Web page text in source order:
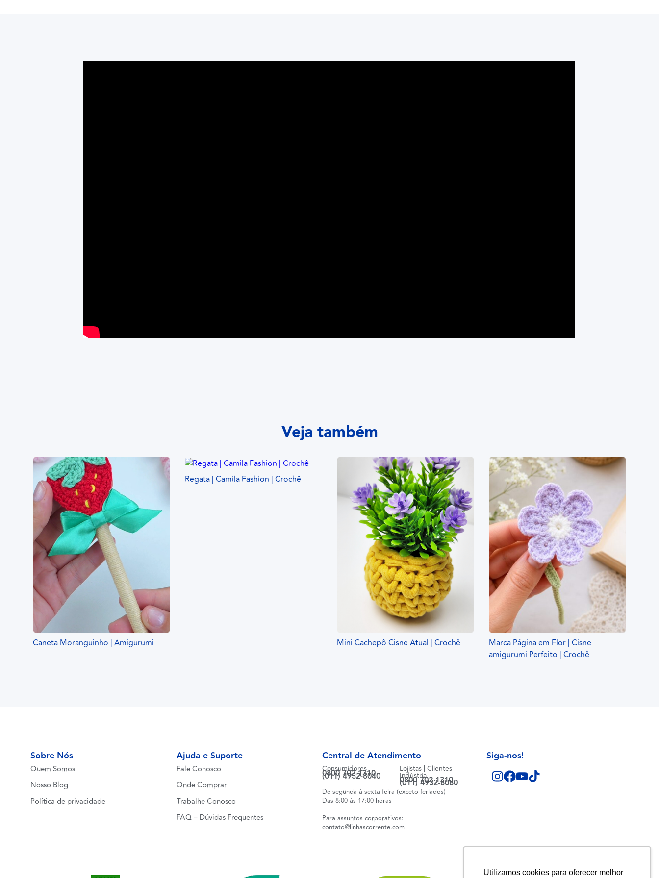
Utilizamos cookies para oferecer melhor
Veja também
Caneta Moranguinho | Amigurumi
Regata | Camila Fashion | Crochê
Mini Cachepô Cisne Atual | Crochê
Marca Página em Flor | Cisne
amigurumi Perfeito | Crochê
Sobre Nós
Quem Somos
Nosso Blog
Política de privacidade
Ajuda e Suporte
Fale Conosco
Onde Comprar
Trabalhe Conosco
FAQ – Dúvidas Frequentes
Central de Atendimento
Consumidores
0800 702 1310
(011) 4932-8040
Lojistas | Clientes
Indústria
0800 702 1310
(011) 4932-8080
De segunda à sexta-feira (exceto feriados)
Das 8:00 às 17:00 horas
Para assuntos corporativos:
contato@linhascorrente.com
Siga-nos!